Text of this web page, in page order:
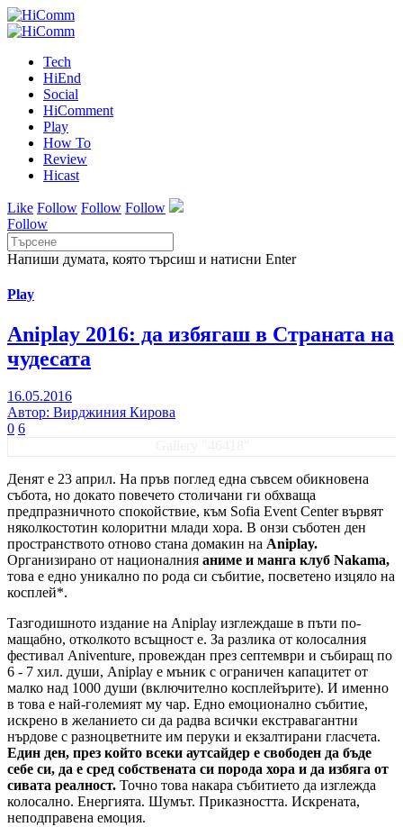
Tech
HiEnd
Social
HiComment
Play
How To
Review
Hicast
Like Follow Follow Follow
Follow
Напиши думата, която търсиш и натисни Enter
Play
Aniplay 2016: да избягаш в Страната на
чудесата
16.05.2016
Автор: Вирджиния Кирова
0 6
Денят е 23 април. На пръв поглед една съвсем обикновена
събота, но докато повечето столичани ги обхваща
предпразничното спокойствие, към Sofia Event Center вървят
няколкостотин колоритни млади хора. В онзи съботен ден
пространството отново стана домакин на Aniplay.
Организирано от националния аниме и манга клуб Nakama,
това е едно уникално по рода си събитие, посветено изцяло на
косплей*.
Тазгодишното издание на Aniplay изглеждаше в пъти по-
мащабно, отколкото всъщност е. За разлика от колосалния
фестивал Aniventure, провеждан през септември и събиращ по
6 - 7 хил. души, Aniplay е мъник с ограничен капацитет от
малко над 1000 души (включително косплейърите). И именно
в това е най-големият му чар. Едно емоционално събитие,
искрено в желанието си да радва всички екстравагантни
нърдове с разноцветните им перуки и екзалтирани гласчета.
Един ден, през който всеки аутсайдер е свободен да бъде
себе си, да е сред собствената си порода хора и да избяга от
сивата реалност. Точно това накара събитието да изглежда
колосално. Енергията. Шумът. Приказността. Искрената,
неподправена емоция.